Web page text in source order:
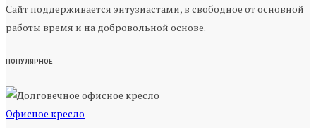
Сайт поддерживается энтузиастами, в свободное от основной
работы время и на добровольной основе.
ПОПУЛЯРНОЕ
Офисное кресло